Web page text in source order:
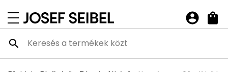
navigációs menü megnyitása
Josef Seibel Webshop